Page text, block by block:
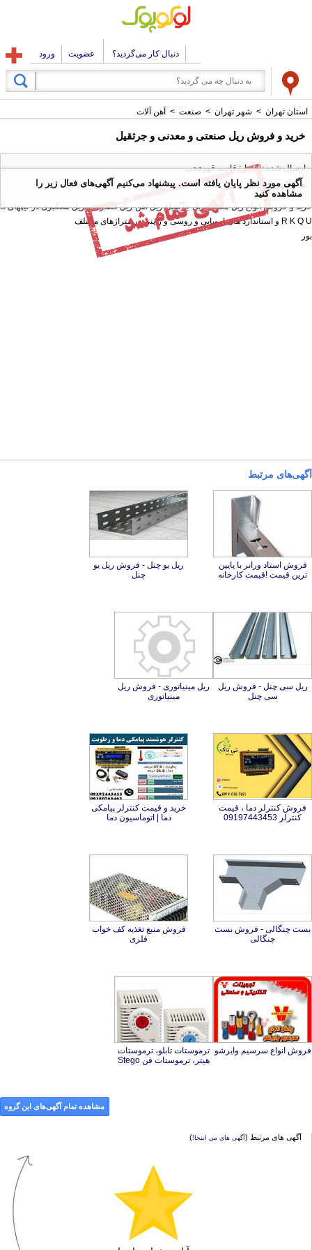
دنبال کار می‌گردید؟ عضویت ورود
استان تهران > شهر تهران > صنعت > آهن آلات
خرید و فروش ریل صنعتی و معدنی و جرثقیل
ارسال شده توسط : قاسم قهوهچی
همه آگهی های این کاربر
خرید و فروش انواع ریل معدنی ریل جرثقیل ریل اهن ریل قطاری و ریل سنگبری در تیپهای S
R K Q U و استاندارد های اروپایی و روسی و ژاپنی در متراژهای مختلف
بور
آگهی مورد نظر پایان یافته است. پیشنهاد می‌کنیم آگهی‌های فعال زیر را
مشاهده کنید
آگهی‌های مرتبط
فروش استاد ورانر با پایین
ترین قیمت !قیمت کارخانه
ریل یو چنل - فروش ریل یو
چنل
ریل سی چنل - فروش ریل
سی چنل
ریل مینیاتوری - فروش ریل
مینیاتوری
فروش کنترلر دما ، قیمت
کنترلر 09197443453
خرید و قیمت کنترلر پیامکی
دما | اتوماسیون دما
بست چنگالی - فروش بست
چنگالی
فروش منبع تغذیه کف خواب
فلزی
فروش انواع سرسیم وایرشو ترموستات تابلو، ترموستات
هیتر، ترموستات فن Stego
مشاهده تمام آگهی‌های این گروه
آگهی های مرتبط (آگهی های من اینجا!)